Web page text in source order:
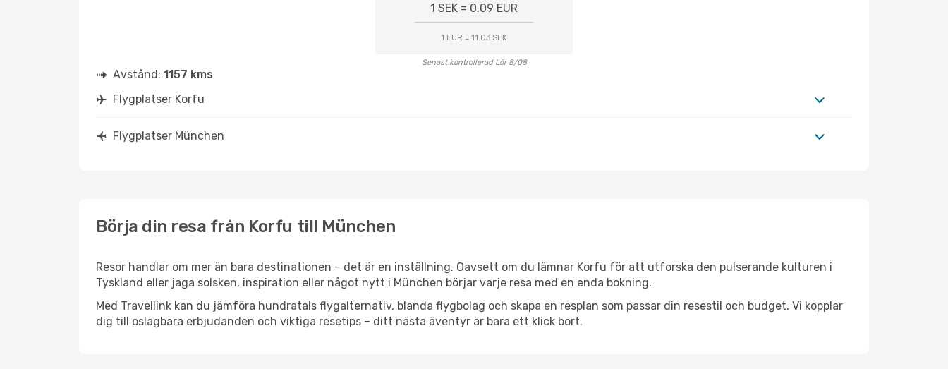
1 SEK = 0.09 EUR
1 EUR = 11.03 SEK
Senast kontrollerad Lör 8/08
Avstånd: 1157 kms
Flygplatser Korfu
Flygplatser München
Börja din resa från Korfu till München
Resor handlar om mer än bara destinationen – det är en inställning. Oavsett om du lämnar Korfu för att utforska den pulserande kulturen i
Tyskland eller jaga solsken, inspiration eller något nytt i München börjar varje resa med en enda bokning.
Med Travellink kan du jämföra hundratals flygalternativ, blanda flygbolag och skapa en resplan som passar din resestil och budget. Vi kopplar
dig till oslagbara erbjudanden och viktiga resetips – ditt nästa äventyr är bara ett klick bort.